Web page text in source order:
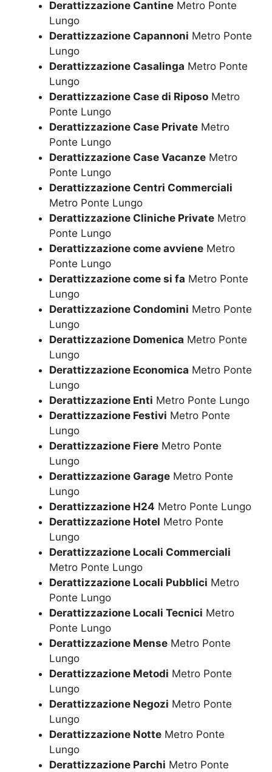
Derattizzazione Cantine Metro Ponte
Lungo
Derattizzazione Capannoni Metro Ponte
Lungo
Derattizzazione Casalinga Metro Ponte
Lungo
Derattizzazione Case di Riposo Metro
Ponte Lungo
Derattizzazione Case Private Metro
Ponte Lungo
Derattizzazione Case Vacanze Metro
Ponte Lungo
Derattizzazione Centri Commerciali
Metro Ponte Lungo
Derattizzazione Cliniche Private Metro
Ponte Lungo
Derattizzazione come avviene Metro
Ponte Lungo
Derattizzazione come si fa Metro Ponte
Lungo
Derattizzazione Condomini Metro Ponte
Lungo
Derattizzazione Domenica Metro Ponte
Lungo
Derattizzazione Economica Metro Ponte
Lungo
Derattizzazione Enti Metro Ponte Lungo
Derattizzazione Festivi Metro Ponte
Lungo
Derattizzazione Fiere Metro Ponte
Lungo
Derattizzazione Garage Metro Ponte
Lungo
Derattizzazione H24 Metro Ponte Lungo
Derattizzazione Hotel Metro Ponte
Lungo
Derattizzazione Locali Commerciali
Metro Ponte Lungo
Derattizzazione Locali Pubblici Metro
Ponte Lungo
Derattizzazione Locali Tecnici Metro
Ponte Lungo
Derattizzazione Mense Metro Ponte
Lungo
Derattizzazione Metodi Metro Ponte
Lungo
Derattizzazione Negozi Metro Ponte
Lungo
Derattizzazione Notte Metro Ponte
Lungo
Derattizzazione Parchi Metro Ponte